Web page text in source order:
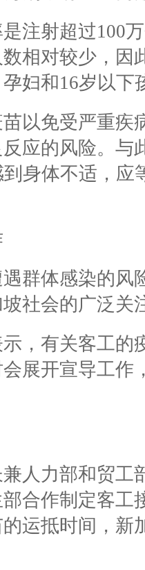
注射超过100
相对较少，因
妇和16岁以下
以免受严重疾
应的风险。与
身体不适，应
群体感染的风
社会的广泛关
，有关客工的
展开宣导工作
人力部和贸工
合作制定客工
运抵时间，新